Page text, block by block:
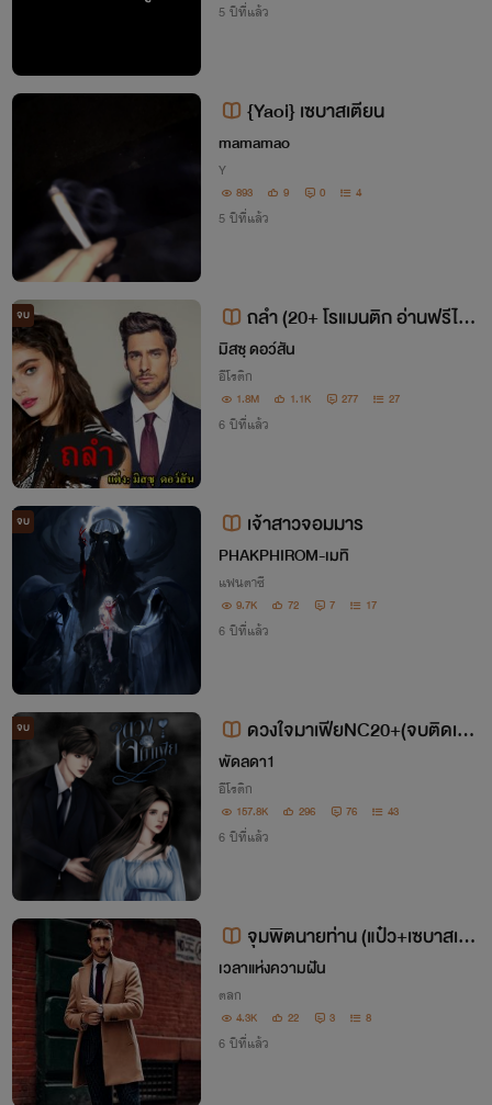
5 ปีที่แล้ว
{Yaoi} เซบาสเตียน
mamamao
Y
893 9 0 4
5 ปีที่แล้ว
จบ
ถลำ (20+ โรแมนติก อ่านฟรีไม่ติ
ดเหรียญ)
มิสซฺ ดอว์สัน
อีโรติก
1.8M 1.1K 277 27
6 ปีที่แล้ว
จบ เจ้าสาวจอมมาร
PHAKPHIROM-เมทิ
แฟนตาซี
9.7K 72 7 17
6 ปีที่แล้ว
จบ
ดวงใจมาเฟียNC20+(จบติดเหรี
ยญ)
พัดลดา1
อีโรติก
157.8K 296 76 43
6 ปีที่แล้ว
จุมพิตนายท่าน (แป๋ว+เซบาสเตีย
น)
เวลาแห่งความฝัน
ตลก
4.3K 22 3 8
6 ปีที่แล้ว